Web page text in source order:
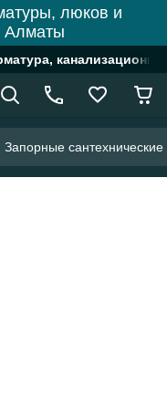
люков и
Алматы
Запорные